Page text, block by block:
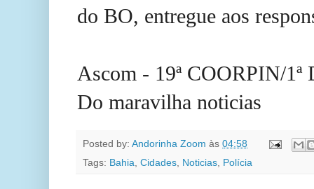
do BO, entregue aos
Ascom - 19ª COORPIN/
Do maravilha noticias
Posted by: Andorinha Zoom às 04:58
Tags: Bahia Cidades Noticias Polícia